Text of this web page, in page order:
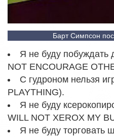
Барт Симпсон
Я не буду побуждать
NOT ENCOURAGE
С гудроном нельзя
PLAYTHING).
Я не буду
WILL NOT XEROX MY
Я не буду торговать